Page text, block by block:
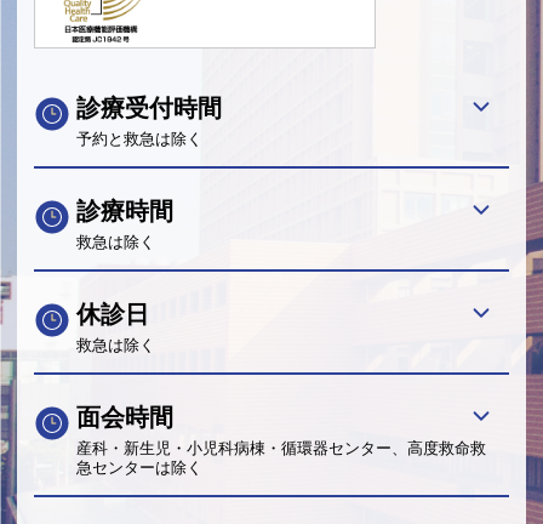
診療受付時間
予約と救急は除く
診療時間
救急は除く
休診日
救急は除く
面会時間
産科・新生児・小児科病棟・循環器センター、高度救命救
急センターは除く